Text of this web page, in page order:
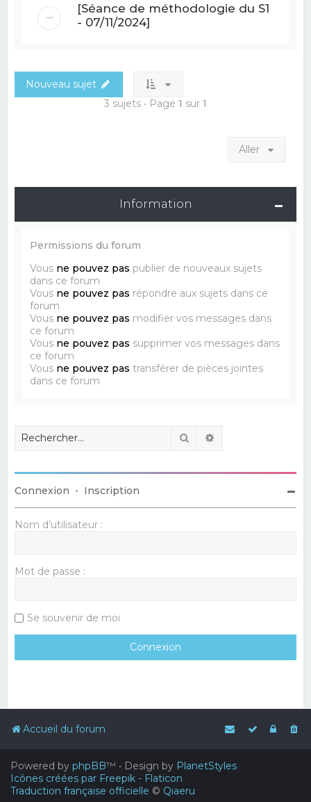
[Séance de méthodologie du S1
- 07/11/2024]
Nouveau sujet
3 sujets • Page 1 sur 1
Aller
Information
Permissions du forum
Vous ne pouvez pas publier de nouveaux sujets
dans ce forum
Vous ne pouvez pas répondre aux sujets dans ce
forum
Vous ne pouvez pas modifier vos messages dans
ce forum
Vous ne pouvez pas supprimer vos messages dans
ce forum
Vous ne pouvez pas transférer de pièces jointes
dans ce forum
Rechercher
Connexion • Inscription
Nom d’utilisateur :
Mot de passe :
Se souvenir de moi
Accueil du forum
Powered by phpBB™ • Design by PlanetStyles
Icônes créées par Freepik - Flaticon
Traduction française officielle © Qiaeru